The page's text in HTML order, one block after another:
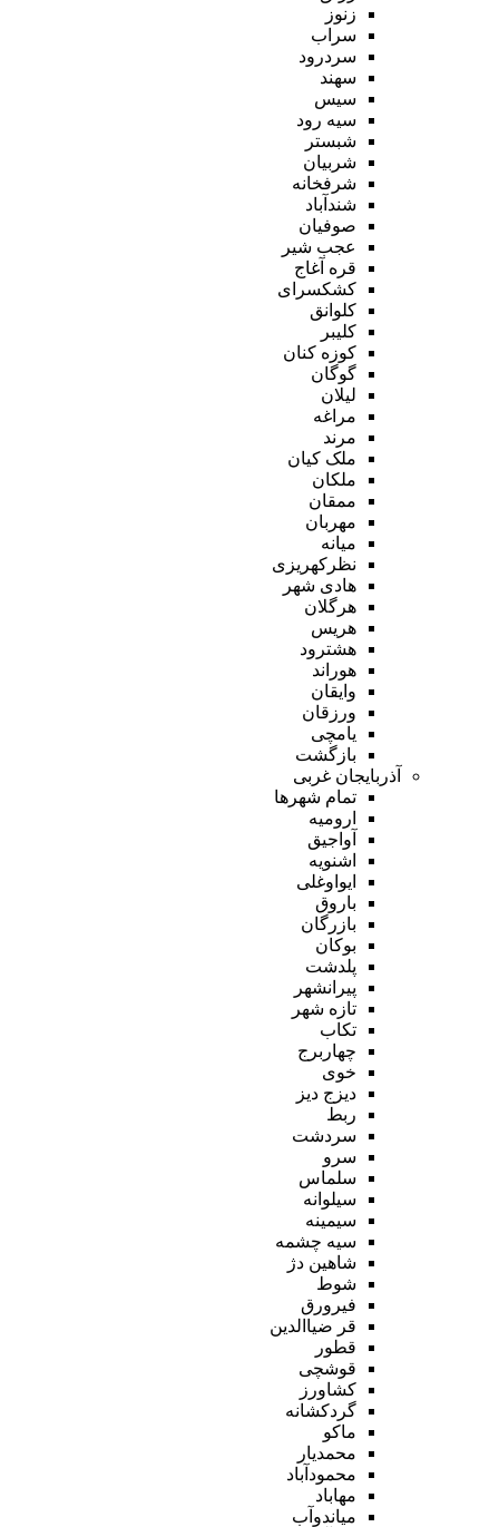
زنوز
سراب
سردرود
سهند
سیس
سیه رود
شبستر
شربیان
شرفخانه
شندآباد
صوفیان
عجب شیر
قره آغاج
کشکسرای
کلوانق
کلیبر
کوزه کنان
گوگان
لیلان
مراغه
مرند
ملک کیان
ملکان
ممقان
مهربان
میانه
نظرکهریزی
هادی شهر
هرگلان
هریس
هشترود
هوراند
وایقان
ورزقان
یامچی
بازگشت
آذربایجان غربی
تمام شهر‌ها
ارومیه
آواجیق
اشنویه
ایواوغلی
باروق
بازرگان
بوکان
پلدشت
پیرانشهر
تازه شهر
تکاب
چهاربرج
خوی
دیزج دیز
ربط
سردشت
سرو
سلماس
سیلوانه
سیمینه
سیه چشمه
شاهین دژ
شوط
فیرورق
قر ضیاالدین
قطور
قوشچی
کشاورز
گردکشانه
ماکو
محمدیار
محمودآباد
مهاباد
میاندوآب